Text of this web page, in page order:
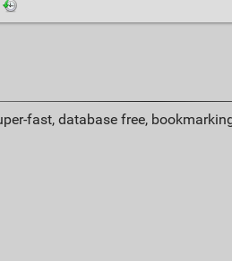
fast, database free,